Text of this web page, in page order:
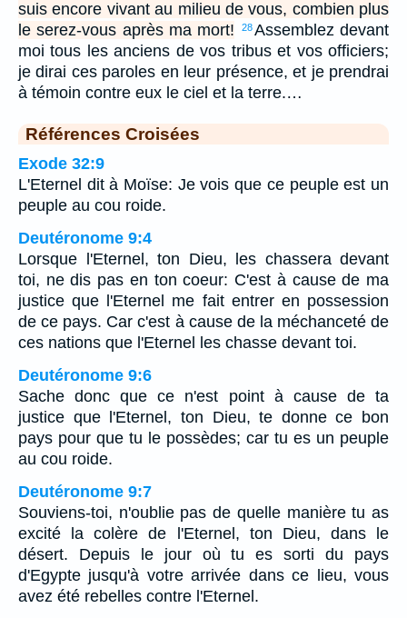
suis encore vivant au milieu de vous, combien plus
le serez-vous après ma mort!
28Assemblez devant
moi tous les anciens de vos tribus et vos officiers;
je dirai ces paroles en leur présence, et je prendrai
à témoin contre eux le ciel et la terre.…
Références Croisées
Exode 32:9
L'Eternel dit à Moïse: Je vois que ce peuple est un
peuple au cou roide.
Deutéronome 9:4
Lorsque l'Eternel, ton Dieu, les chassera devant
toi, ne dis pas en ton coeur: C'est à cause de ma
justice que l'Eternel me fait entrer en possession
de ce pays. Car c'est à cause de la méchanceté de
ces nations que l'Eternel les chasse devant toi.
Deutéronome 9:6
Sache donc que ce n'est point à cause de ta
justice que l'Eternel, ton Dieu, te donne ce bon
pays pour que tu le possèdes; car tu es un peuple
au cou roide.
Deutéronome 9:7
Souviens-toi, n'oublie pas de quelle manière tu as
excité la colère de l'Eternel, ton Dieu, dans le
désert. Depuis le jour où tu es sorti du pays
d'Egypte jusqu'à votre arrivée dans ce lieu, vous
avez été rebelles contre l'Eternel.